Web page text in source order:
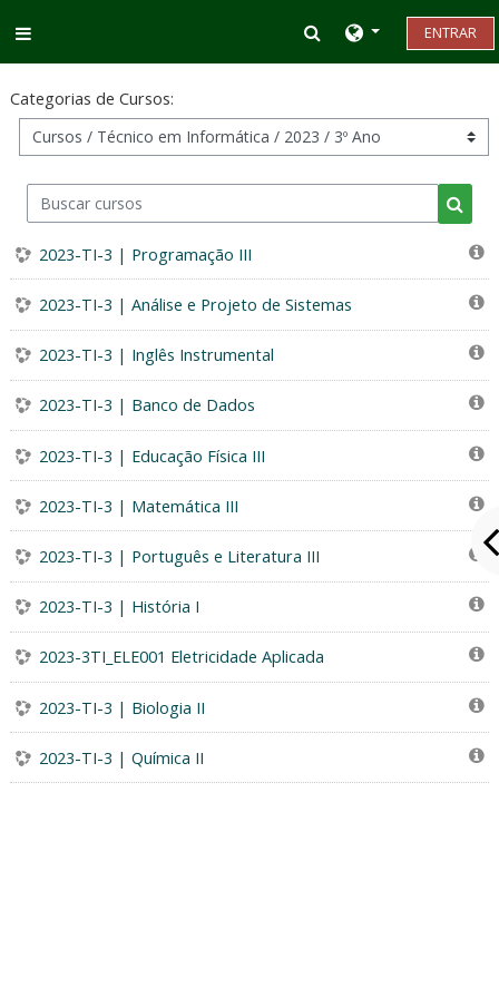
Alternar entrada
ENTRAR
Categorias de Cursos:
Buscar cursos
2023-TI-3 | Programação III
2023-TI-3 | Análise e Projeto de Sistemas
2023-TI-3 | Inglês Instrumental
2023-TI-3 | Banco de Dados
2023-TI-3 | Educação Física III
2023-TI-3 | Matemática III
2023-TI-3 | Português e Literatura III
2023-TI-3 | História I
2023-3TI_ELE001 Eletricidade Aplicada
2023-TI-3 | Biologia II
2023-TI-3 | Química II